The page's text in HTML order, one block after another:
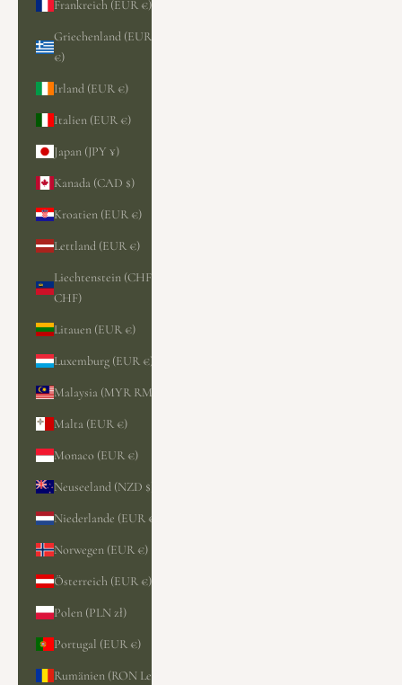
Frankreich (EUR €)
Griechenland (EUR
€)
Irland (EUR €)
Italien (EUR €)
Japan (JPY ¥)
Kanada (CAD $)
Kroatien (EUR €)
Lettland (EUR €)
Liechtenstein (CHF
CHF)
Litauen (EUR €)
Luxemburg (EUR €)
Malaysia (MYR RM)
Malta (EUR €)
Monaco (EUR €)
Neuseeland (NZD $)
Niederlande (EUR €)
Norwegen (EUR €)
Österreich (EUR €)
Polen (PLN zł)
Portugal (EUR €)
Rumänien (RON Lei)